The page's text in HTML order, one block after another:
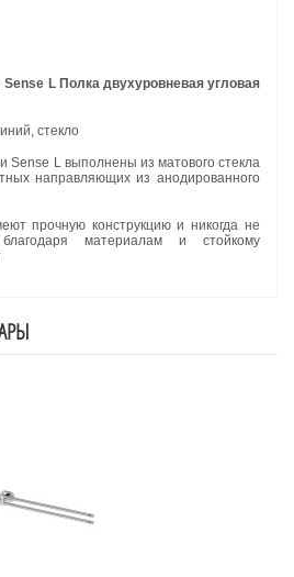
Sense L Полка двухуровневая угловая
стекло
Sense L выполнены из матового стекла
направляющих из анодированного
прочную конструкцию и никогда не
материалам и стойкому